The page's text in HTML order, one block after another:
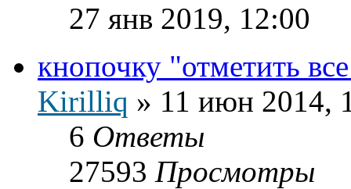
27 янв 2019, 12:00
кнопочку "отметить
Kirilliq » 11 июн 2014,
6 Ответы
27593 Просмотры